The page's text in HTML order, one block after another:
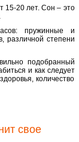
15-20 лет. Сон – это
пружинные и
различной степени
подобранный
и как следует
количество
свое